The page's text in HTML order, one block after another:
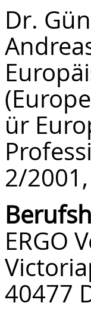
Dr.
ür
2/
ERGO
40477